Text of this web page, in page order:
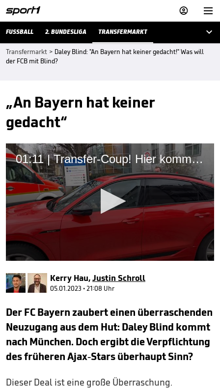


FUSSBALL 2. BUNDESLIGA TRANSFERMARKT 
Transfermarkt > Daley Blind: "An Bayern hat keiner gedacht!" Was will
der FCB mit Blind?
„An Bayern hat keiner
gedacht“
01:11 | Transfer-Coup! Hier kommt Bayerns Neuzugang vom Medizincheck
seconds
of
1
minute,
seconds
Kerry Hau,Justin Schroll
05.01.2023 • 21:08 Uhr
Der FC Bayern zaubert einen überraschenden
Neuzugang aus dem Hut: Daley Blind kommt
nach München. Doch ergibt die Verpflichtung
des früheren Ajax-Stars überhaupt Sinn?
Dieser Deal ist eine große Überraschung.